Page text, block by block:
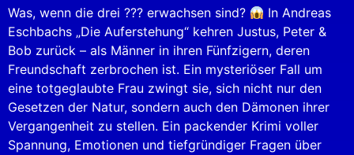
RSS FEED
EMBED
Was, wenn die drei ??? erwachsen sind?
In Andreas
Eschbachs „Die Auferstehung“ kehren Justus, Peter &
Bob zurück – als Männer in ihren Fünfzigern, deren
Freundschaft zerbrochen ist. Ein mysteriöser Fall um
eine totgeglaubte Frau zwingt sie, sich nicht nur den
Gesetzen der Natur, sondern auch den Dämonen ihrer
Vergangenheit zu stellen. Ein packender Krimi voller
Spannung, Emotionen und tiefgründiger Fragen über